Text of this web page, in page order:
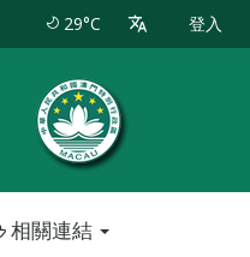
29°C 登入
相關連結